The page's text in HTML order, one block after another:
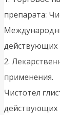
препарата:
действующих
2.
применения.
Чистотел
действующих